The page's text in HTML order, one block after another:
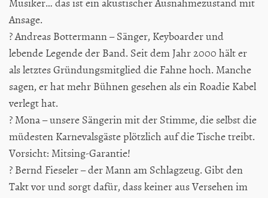
Ansage.
? Andreas Bottermann – Sänger, Keyboarder und
lebende Legende der Band. Seit dem Jahr 2000 hält er
als letztes Gründungsmitglied die Fahne hoch. Manche
sagen, er hat mehr Bühnen gesehen als ein Roadie Kabel
verlegt hat.
? Mona – unsere Sängerin mit der Stimme, die selbst die
müdesten Karnevalsgäste plötzlich auf die Tische treibt.
Vorsicht: Mitsing-Garantie!
? Bernd Fieseler – der Mann am Schlagzeug. Gibt den
Takt vor und sorgt dafür, dass keiner aus Versehen im